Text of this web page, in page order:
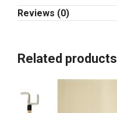
Reviews (0)
Related products